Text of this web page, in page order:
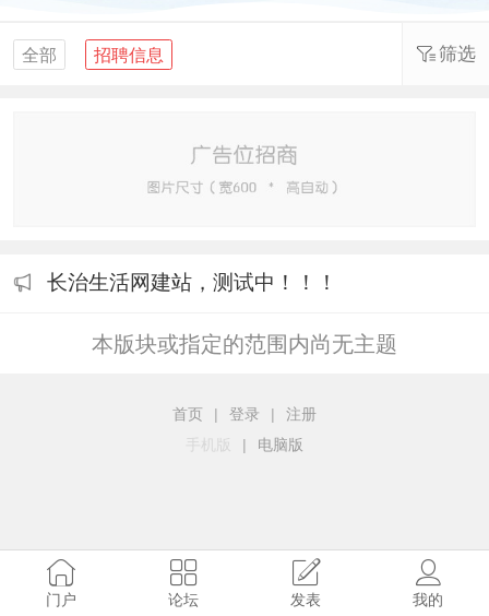
全部 招聘信息 筛选
长治生活网建站，测试中！！！
本版块或指定的范围内尚无主题
首页 | 登录 |
注册
手机版
| 电脑版
门户 论坛 发表 我的